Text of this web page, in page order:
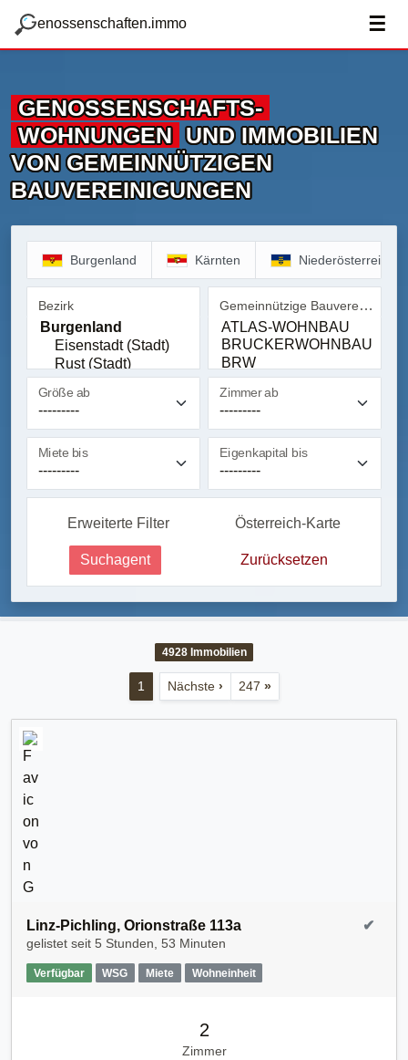
g
enossenschaften.immo ☰
GENOSSENSCHAFTS­
WOHNUNGEN UND IMMOBILIEN
VON GEMEINNÜTZIGEN
BAUVEREINIGUNGEN
Burgenland Kärnten Niederösterreich
Bezirk
Bezirk
Gemeinnützige Bauvereinigung
Gemeinnützige
Größe ab Zimmer ab
Miete bis Eigenkapital bis
Erweiterte Filter Österreich-Karte
Suchagent Zurücksetzen
4928Immobilien
1 Nächste › 247 »
Linz-Pichling, Orionstraße 113a
gelistet seit 5 Stunden, 53 Minuten
Verfügbar WSG Miete Wohneinheit
✔
2
Zimmer